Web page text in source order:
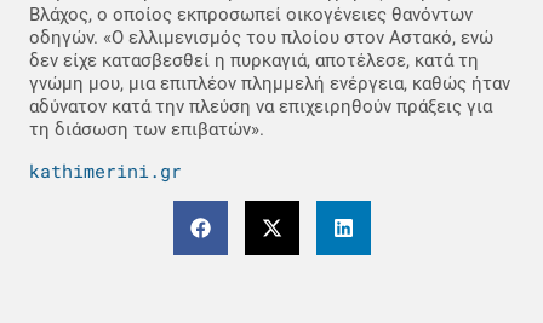
Βλάχος, ο οποίος εκπροσωπεί οικογένειες θανόντων
οδηγών. «Ο ελλιμενισμός του πλοίου στον Αστακό, ενώ
δεν είχε κατασβεσθεί η πυρκαγιά, αποτέλεσε, κατά τη
γνώμη μου, μια επιπλέον πλημμελή ενέργεια, καθώς ήταν
αδύνατον κατά την πλεύση να επιχειρηθούν πράξεις για
τη διάσωση των επιβατών».
kathimerini.gr